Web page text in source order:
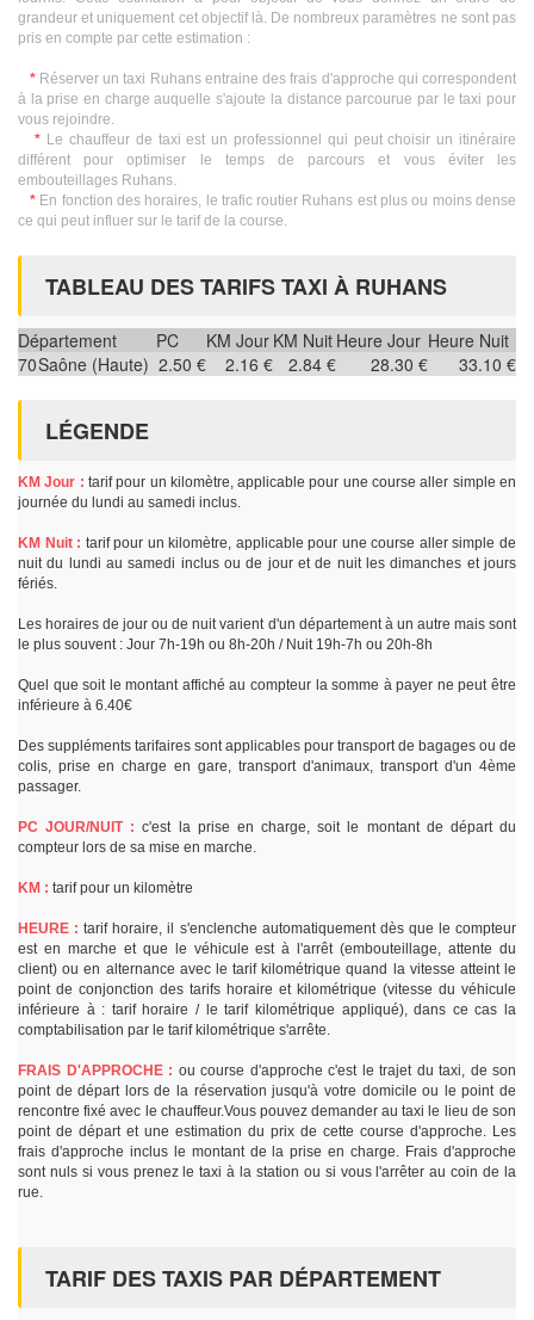
grandeur et uniquement cet objectif là. De nombreux paramètres ne sont pas
pris en compte par cette estimation :
*Réserver un taxi Ruhans entraine des frais d'approche qui correspondent
à la prise en charge auquelle s'ajoute la distance parcourue par le taxi pour
vous rejoindre.
* Le chauffeur de taxi est un professionnel qui peut choisir un itinéraire
différent pour optimiser le temps de parcours et vous éviter les
embouteillages Ruhans.
*En fonction des horaires, le trafic routier Ruhans est plus ou moins dense
ce qui peut influer sur le tarif de la course.
TABLEAU DES TARIFS TAXI À RUHANS
Département PC KM Jour KM Nuit Heure Jour Heure Nuit
70Saône (Haute) 2.50 € 2.16 € 2.84 € 28.30 € 33.10 €
LÉGENDE
KM Jour : tarif pour un kilomètre, applicable pour une course aller simple en
journée du lundi au samedi inclus.
KM Nuit : tarif pour un kilomètre, applicable pour une course aller simple de
nuit du lundi au samedi inclus ou de jour et de nuit les dimanches et jours
fériés.
Les horaires de jour ou de nuit varient d'un département à un autre mais sont
le plus souvent : Jour 7h-19h ou 8h-20h / Nuit 19h-7h ou 20h-8h
Quel que soit le montant affiché au compteur la somme à payer ne peut être
inférieure à 6.40€
Des suppléments tarifaires sont applicables pour transport de bagages ou de
colis, prise en charge en gare, transport d'animaux, transport d'un 4ème
passager.
PC JOUR/NUIT : c'est la prise en charge, soit le montant de départ du
compteur lors de sa mise en marche.
KM : tarif pour un kilomètre
HEURE : tarif horaire, il s'enclenche automatiquement dès que le compteur
est en marche et que le véhicule est à l'arrêt (embouteillage, attente du
client) ou en alternance avec le tarif kilométrique quand la vitesse atteint le
point de conjonction des tarifs horaire et kilométrique (vitesse du véhicule
inférieure à : tarif horaire / le tarif kilométrique appliqué), dans ce cas la
comptabilisation par le tarif kilométrique s'arrête.
FRAIS D'APPROCHE : ou course d'approche c'est le trajet du taxi, de son
point de départ lors de la réservation jusqu'à votre domicile ou le point de
rencontre fixé avec le chauffeur.Vous pouvez demander au taxi le lieu de son
point de départ et une estimation du prix de cette course d'approche. Les
frais d'approche inclus le montant de la prise en charge. Frais d'approche
sont nuls si vous prenez le taxi à la station ou si vous l'arrêter au coin de la
rue.
TARIF DES TAXIS PAR DÉPARTEMENT